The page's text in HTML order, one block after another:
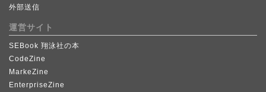
外部送信
運営サイト
SEBook 翔泳社の本
CodeZine
MarkeZine
EnterpriseZine